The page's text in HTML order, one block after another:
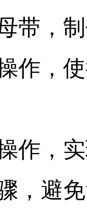
带，
作，
作，
，避